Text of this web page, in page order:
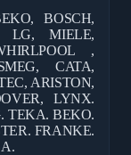
BOSCH,
LG, MIELE,
,
CATA,
ARISTON,
LYNX.
TEKA. BEKO.
FRANKE.